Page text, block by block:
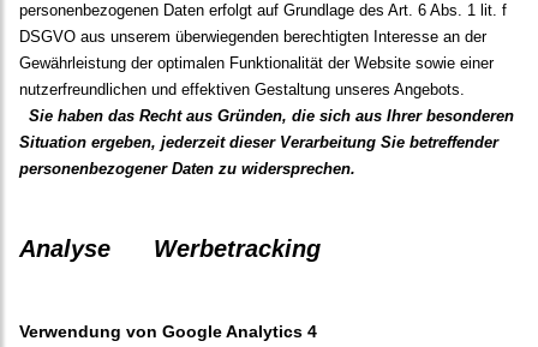
personenbezogenen Daten erfolgt auf Grundlage des Art. 6 Abs. 1 lit. f
DSGVO aus unserem überwiegenden berechtigten Interesse an der
Gewährleistung der optimalen Funktionalität der Website sowie einer
nutzerfreundlichen und effektiven Gestaltung unseres Angebots.
Sie haben das Recht aus Gründen, die sich aus Ihrer besonderen
Situation ergeben, jederzeit dieser Verarbeitung Sie betreffender
personenbezogener Daten zu widersprechen.
Analyse Werbetracking
Verwendung von Google Analytics 4